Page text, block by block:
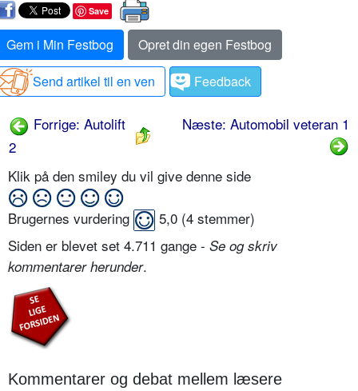
Save
Gem i Min Festbog
Opret din egen Festbog
Send artikel til en ven
Feedback
Forrige: Autolift
2
Næste: Automobil veteran 1
Klik på den smiley du vil give denne side
Brugernes vurdering 5,0 (4 stemmer)
Siden er blevet set 4.711 gange - Se og skriv
kommentarer herunder.
Kommentarer og debat mellem læsere